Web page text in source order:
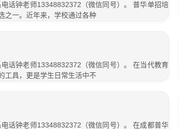
话钟老师13348832372（微信同号）。 普华单招培
之一。近年来，学校通过各种
话钟老师13348832372（微信同号）。 在当代教育
工具，更是学生日常生活中不
话钟老师13348832372（微信同号）。 在成都普华